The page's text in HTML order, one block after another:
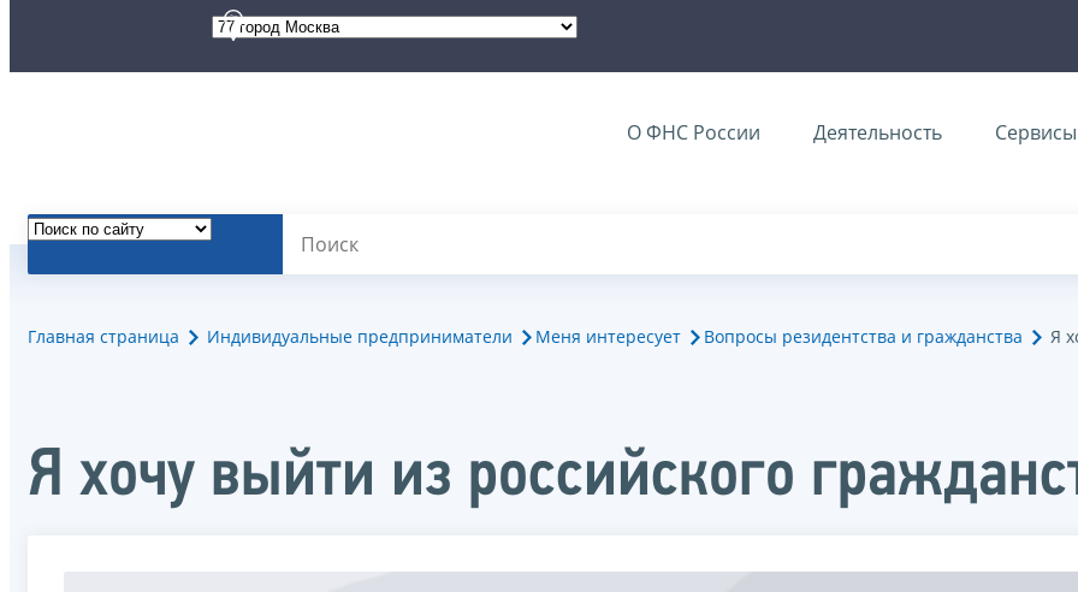
О ФНС России Деятельность Сервисы
Главная страница Индивидуальные предприниматели Меня интересует Вопросы резидентства и гражданства Я
Я хочу выйти из российского